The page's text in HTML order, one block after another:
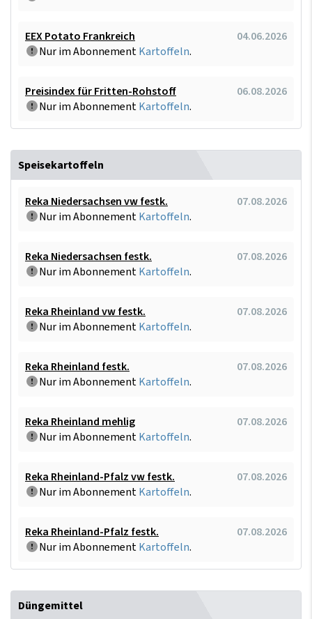
EEX Potato Frankreich
04.06.2026
Nur im AbonnementKartoffeln.
Preisindex für Fritten-Rohstoff
06.08.2026
Nur im AbonnementKartoffeln.
Speisekartoffeln
Reka Niedersachsen vw festk.
07.08.2026
Nur im AbonnementKartoffeln.
Reka Niedersachsen festk.
07.08.2026
Nur im AbonnementKartoffeln.
Reka Rheinland vw festk.
07.08.2026
Nur im AbonnementKartoffeln.
Reka Rheinland festk.
07.08.2026
Nur im AbonnementKartoffeln.
Reka Rheinland mehlig
07.08.2026
Nur im AbonnementKartoffeln.
Reka Rheinland-Pfalz vw festk.
07.08.2026
Nur im AbonnementKartoffeln.
Reka Rheinland-Pfalz festk.
07.08.2026
Nur im AbonnementKartoffeln.
Düngemittel